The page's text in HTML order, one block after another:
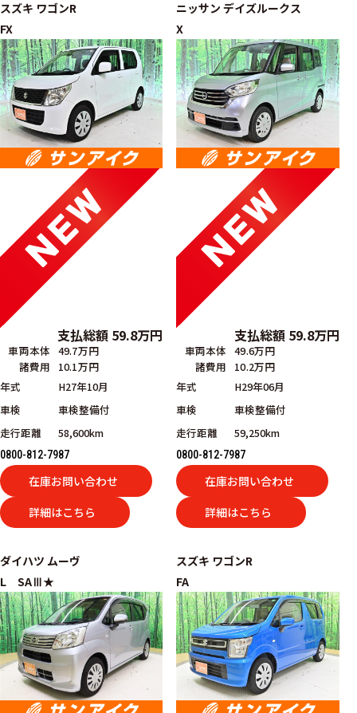
スズキ ワゴンR
FX
支払総額 59.8万円
車両本体 49.7万円
諸費用
10.1万円
年式
H27年10月
車検
車検整備付
走行距離
58,600km
0800-812-7987
在庫お問い合わせ
詳細はこちら
ニッサン デイズルークス
X
支払総額 59.8万円
車両本体 49.6万円
諸費用
10.2万円
年式
H29年06月
車検
車検整備付
走行距離
59,250km
0800-812-7987
在庫お問い合わせ
詳細はこちら
ダイハツ ムーヴ
L SAⅢ★
スズキ ワゴンR
FA